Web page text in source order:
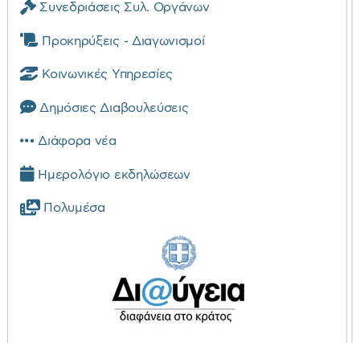
Συνεδριάσεις Συλ. Οργάνων
Προκηρύξεις - Διαγωνισμοί
Κοινωνικές Υπηρεσίες
Δημόσιες Διαβουλεύσεις
Διάφορα νέα
Ημερολόγιο εκδηλώσεων
Πολυμέσα